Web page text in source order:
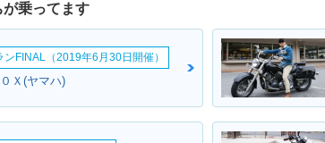
乗ってます
FINAL（2019年6月30日開催）
Ｘ(ヤマハ)